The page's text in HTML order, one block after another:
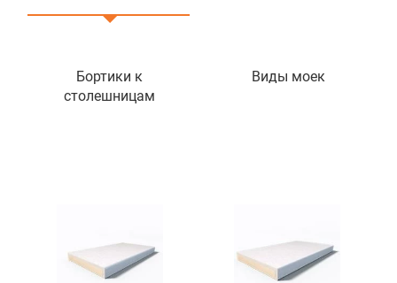
Бортики к
столешницам
Виды моек